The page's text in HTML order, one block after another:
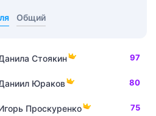
Общий
Стоякин 97
Юраков 80
Проскуренко 75